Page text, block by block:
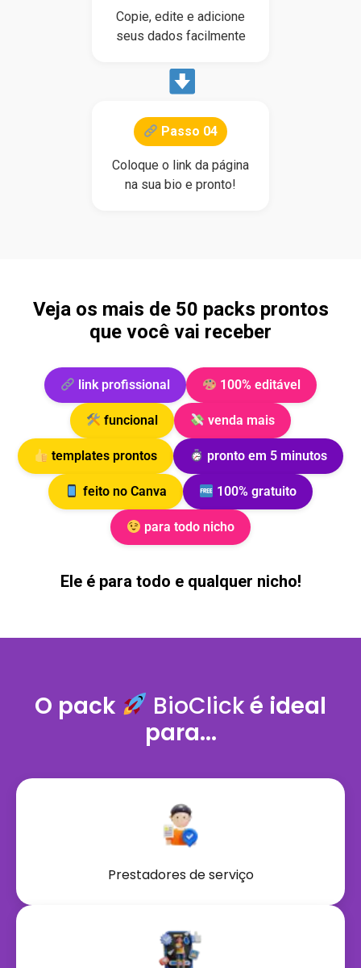
Copie, edite e adicione
seus dados facilmente
Passo 04
Coloque o link da página
na sua bio e pronto!
Veja os mais de 50 packs prontos
que você vai receber
link profissional 100% editável
funcional venda mais
templates prontos pronto em 5 minutos
feito no Canva 100% gratuito
para todo nicho
Ele é para todo e qualquer nicho!
O pack BioClické ideal
para...
Prestadores de serviço